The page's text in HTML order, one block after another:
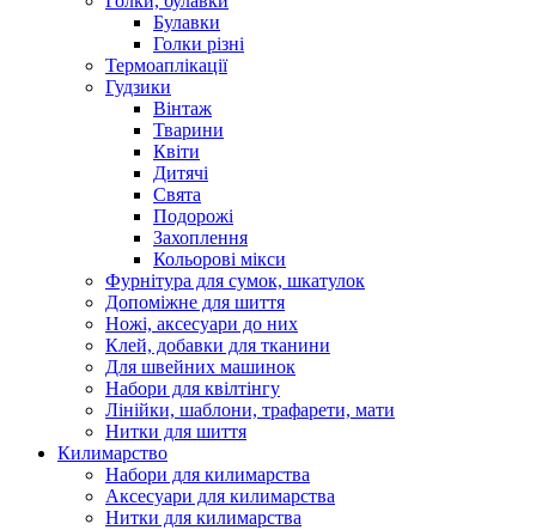
Булавки
Голки різні
Термоаплікації
Гудзики
Вінтаж
Тварини
Квіти
Дитячі
Свята
Подорожі
Захоплення
Кольорові мікси
Фурнітура для сумок, шкатулок
Допоміжне для шиття
Ножі, аксесуари до них
Клей, добавки для тканини
Для швейних машинок
Набори для квілтінгу
Лінійки, шаблони, трафарети, мати
Нитки для шиття
Килимарство
Набори для килимарства
Аксесуари для килимарства
Нитки для килимарства